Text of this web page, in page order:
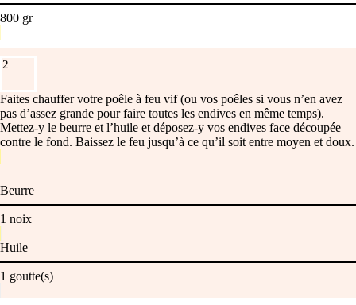
800 gr
2
Faites chauffer votre poêle à feu vif (ou vos poêles si vous n’en avez
pas d’assez grande pour faire toutes les endives en même temps).
Mettez-y le beurre et l’huile et déposez-y vos endives face découpée
contre le fond. Baissez le feu jusqu’à ce qu’il soit entre moyen et doux.
Beurre
1 noix
Huile
1 goutte(s)